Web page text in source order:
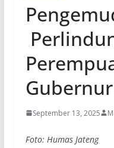
September 13, 2025
Foto: Humas Jateng